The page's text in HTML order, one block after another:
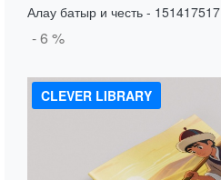
Алау батыр и честь - 151417517
- 6 %
CLEVER LIBRARY